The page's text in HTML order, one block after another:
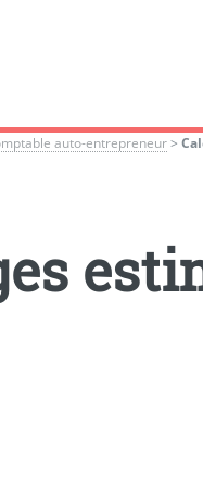
auto-entrepreneur>